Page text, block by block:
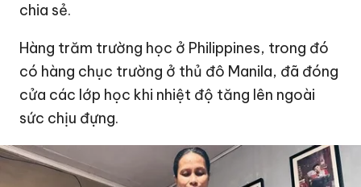
chia sẻ.
Hàng trăm trường học ở Philippines, trong đó
có hàng chục trường ở thủ đô Manila, đã đóng
cửa các lớp học khi nhiệt độ tăng lên ngoài
sức chịu đựng.